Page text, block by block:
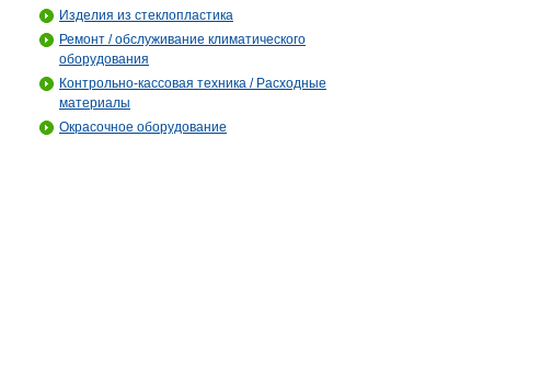
Изделия из стеклопластика
Ремонт / обслуживание климатического
оборудования
Контрольно-кассовая техника / Расходные
материалы
Окрасочное оборудование